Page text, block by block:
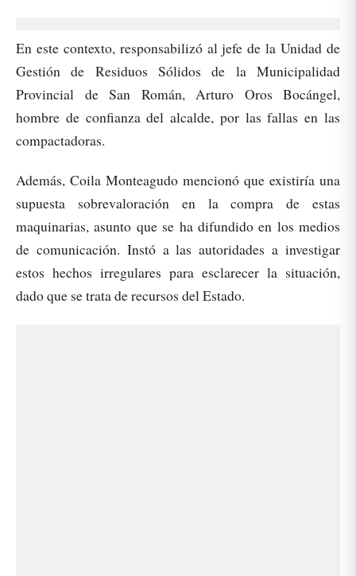
En este contexto, responsabilizó al jefe de la Unidad de
Gestión de Residuos Sólidos de la Municipalidad
Provincial de San Román, Arturo Oros Bocángel,
hombre de confianza del alcalde, por las fallas en las
compactadoras.
Además, Coila Monteagudo mencionó que existiría una
supuesta sobrevaloración en la compra de estas
maquinarias, asunto que se ha difundido en los medios
de comunicación. Instó a las autoridades a investigar
estos hechos irregulares para esclarecer la situación,
dado que se trata de recursos del Estado.